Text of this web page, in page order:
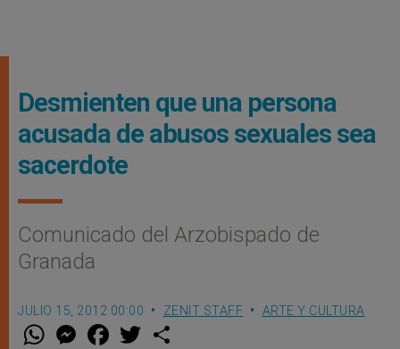
Desmienten que una persona
acusada de abusos sexuales sea
sacerdote
Comunicado del Arzobispado de
Granada
JULIO 15, 2012 00:00 ZENIT STAFF ARTE Y CULTURA
W M
e
F
a w